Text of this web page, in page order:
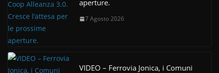
aperture.
7 Agosto 2026
VIDEO – Ferrovia Jonica, i Comuni